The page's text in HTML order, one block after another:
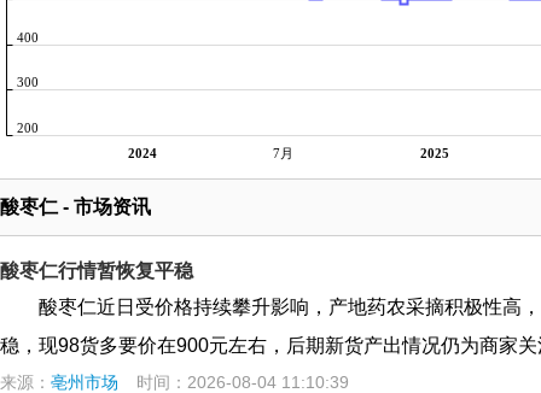
2024 7月 2025
200
300
400
酸枣仁 - 市场资讯
酸枣仁行情暂恢复平稳
酸枣仁近日受价格持续攀升影响，产地药农采摘积极性高
稳，现98货多要价在900元左右，后期新货产出情况仍为商家
来源： 亳州市场 时间：2026-08-04 11:10:39